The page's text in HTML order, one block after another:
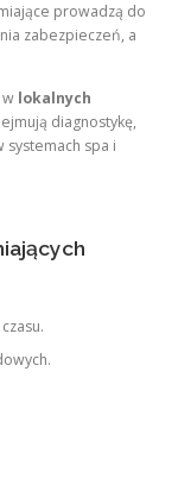
prowadzą do
zabezpieczeń, a
w lokalnych
diagnostykę,
systemach spa i